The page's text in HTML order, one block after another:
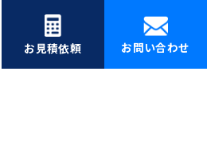
お見積依頼 お問い合わせ